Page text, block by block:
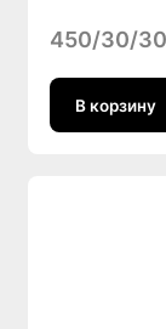
450/30/30
В корзину